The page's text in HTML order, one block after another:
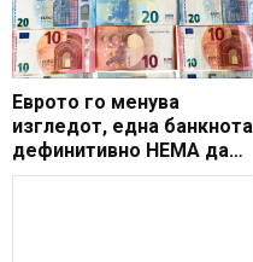
Еврото го менува
изгледот, една банкнота
дефинитивно НЕМА да
постои